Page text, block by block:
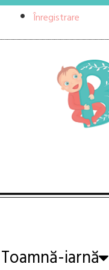
Înregistrare
Toamnă-iarnă